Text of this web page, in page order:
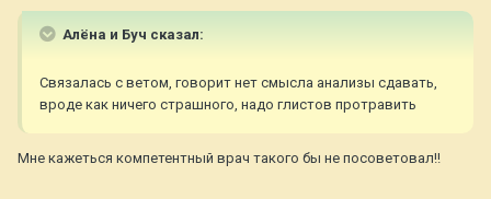
Алёна и Буч сказал:
Связалась с ветом, говорит нет смысла анализы сдавать,
вроде как ничего страшного, надо глистов протравить
Мне кажеться компетентный врач такого бы не посоветовал!!